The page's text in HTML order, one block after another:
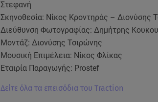
Στεφανή
Σκηνοθεσία: Νίκος Κροντηράς – Διονύσης
Διεύθυνση Φωτογραφίας: Δημήτρης
Μοντάζ: Διονύσης Τσιρώνης
Μουσική Επιμέλεια: Νίκος Φλίκας
Εταιρία Παραγωγής: Prostef
Δείτε όλα τα επεισόδια του Traction